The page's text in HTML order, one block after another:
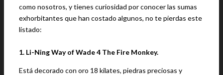
como nosotros, y tienes curiosidad por conocer las sumas
exhorbitantes que han costado algunos, no te pierdas este
listado:
1. Li-Ning Way of Wade 4 The Fire Monkey.
Está decorado con oro 18 kilates, piedras preciosas y